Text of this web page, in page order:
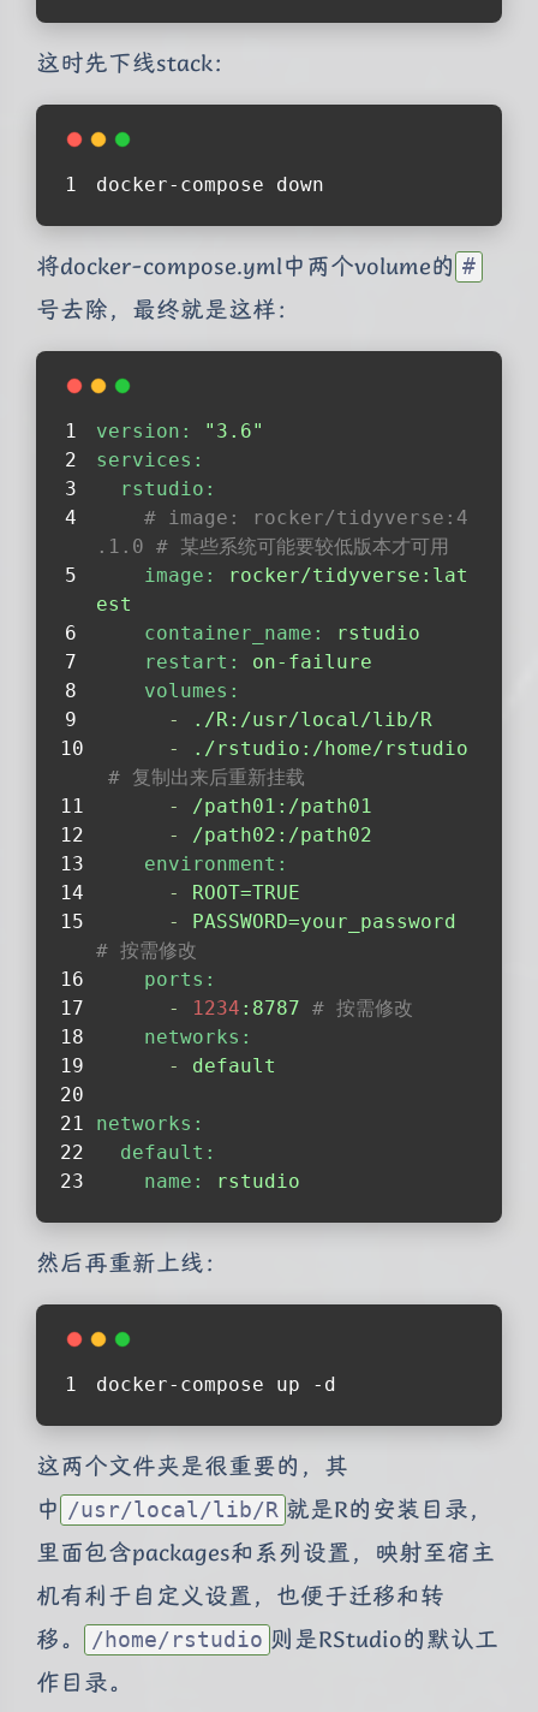
这时先下线stack：
docker-compose down
将docker-compose.yml中两个volume的 #
号去除，最终就是这样：
version:
"3.6"
services:
rstudio:
# image: rocker/tidyverse:4
.1.0 # 某些系统可能要较低版本才可用
image:
rocker/tidyverse:lat
est
container_name:
rstudio
restart:
on-failure
volumes:
-
./R:/usr/local/lib/R
-
./rstudio:/home/rstudio
# 复制出来后重新挂载
-
/path01:/path01
-
/path02:/path02
environment:
-
ROOT=TRUE
-
PASSWORD=your_password
# 按需修改
ports:
-
1234 :8787 # 按需修改
networks:
-
default
networks:
default:
name:
rstudio
然后再重新上线：
docker-compose up -d
这两个文件夹是很重要的，其
中 /usr/local/lib/R 就是R的安装目录，
里面包含packages和系列设置，映射至宿主
机有利于自定义设置，也便于迁移和转
移。
/home/rstudio 则是RStudio的默认工
作目录。